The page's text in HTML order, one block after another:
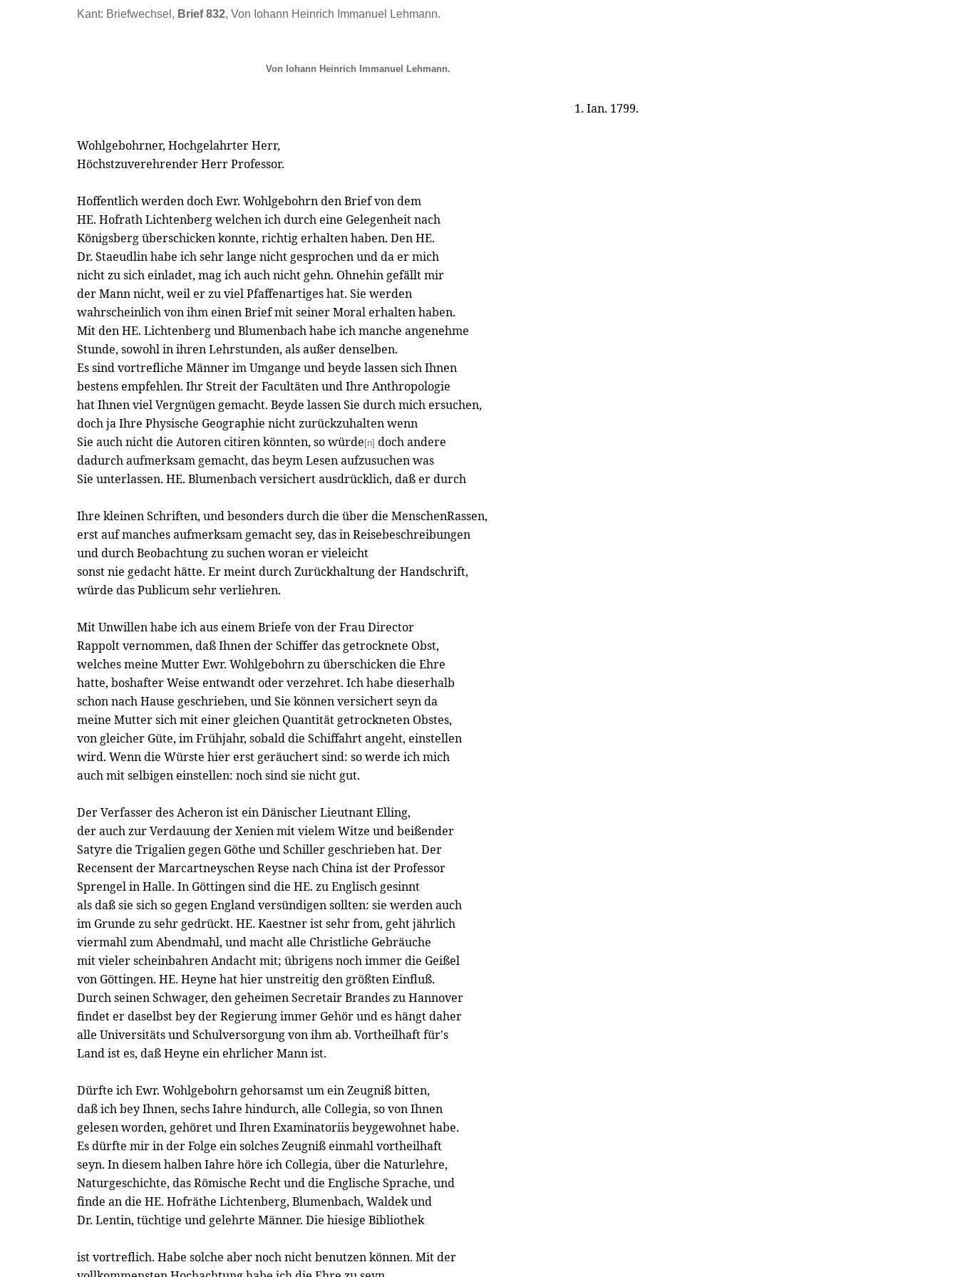
Kant: Briefwechsel, Brief 832, Von Iohann Heinrich Immanuel Lehmann.
Von Iohann Heinrich Immanuel Lehmann.
1. Ian. 1799.
Wohlgebohrner, Hochgelahrter Herr,
Höchstzuverehrender Herr Professor.
Hoffentlich werden doch Ewr. Wohlgebohrn den Brief von dem
HE. Hofrath Lichtenberg welchen ich durch eine Gelegenheit nach
Königsberg überschicken konnte, richtig erhalten haben. Den HE.
Dr. Staeudlin habe ich sehr lange nicht gesprochen und da er mich
nicht zu sich einladet, mag ich auch nicht gehn. Ohnehin gefällt mir
der Mann nicht, weil er zu viel Pfaffenartiges hat. Sie werden
wahrscheinlich von ihm einen Brief mit seiner Moral erhalten haben.
Mit den HE. Lichtenberg und Blumenbach habe ich manche angenehme
Stunde, sowohl in ihren Lehrstunden, als außer denselben.
Es sind vortrefliche Männer im Umgange und beyde lassen sich Ihnen
bestens empfehlen. Ihr Streit der Facultäten und Ihre Anthropologie
hat Ihnen viel Vergnügen gemacht. Beyde lassen Sie durch mich ersuchen,
doch ja Ihre Physische Geographie nicht zurückzuhalten wenn
Sie auch nicht die Autoren citiren könnten, so würde [n] doch andere
dadurch aufmerksam gemacht, das beym Lesen aufzusuchen was
Sie unterlassen. HE. Blumenbach versichert ausdrücklich, daß er durch
Ihre kleinen Schriften, und besonders durch die über die MenschenRassen,
erst auf manches aufmerksam gemacht sey, das in Reisebeschreibungen
und durch Beobachtung zu suchen woran er vieleicht
sonst nie gedacht hätte. Er meint durch Zurückhaltung der Handschrift,
würde das Publicum sehr verliehren.
Mit Unwillen habe ich aus einem Briefe von der Frau Director
Rappolt vernommen, daß Ihnen der Schiffer das getrocknete Obst,
welches meine Mutter Ewr. Wohlgebohrn zu überschicken die Ehre
hatte, boshafter Weise entwandt oder verzehret. Ich habe dieserhalb
schon nach Hause geschrieben, und Sie können versichert seyn da
meine Mutter sich mit einer gleichen Quantität getrockneten Obstes,
von gleicher Güte, im Frühjahr, sobald die Schiffahrt angeht, einstellen
wird. Wenn die Würste hier erst geräuchert sind: so werde ich mich
auch mit selbigen einstellen: noch sind sie nicht gut.
Der Verfasser des Acheron ist ein Dänischer Lieutnant Elling,
der auch zur Verdauung der Xenien mit vielem Witze und beißender
Satyre die Trigalien gegen Göthe und Schiller geschrieben hat. Der
Recensent der Marcartneyschen Reyse nach China ist der Professor
Sprengel in Halle. In Göttingen sind die HE. zu Englisch gesinnt
als daß sie sich so gegen England versündigen sollten: sie werden auch
im Grunde zu sehr gedrückt. HE. Kaestner ist sehr from, geht jährlich
viermahl zum Abendmahl, und macht alle Christliche Gebräuche
mit vieler scheinbahren Andacht mit; übrigens noch immer die Geißel
von Göttingen. HE. Heyne hat hier unstreitig den größten Einfluß.
Durch seinen Schwager, den geheimen Secretair Brandes zu Hannover
findet er daselbst bey der Regierung immer Gehör und es hängt daher
alle Universitäts und Schulversorgung von ihm ab. Vortheilhaft für's
Land ist es, daß Heyne ein ehrlicher Mann ist.
Dürfte ich Ewr. Wohlgebohrn gehorsamst um ein Zeugniß bitten,
daß ich bey Ihnen, sechs Iahre hindurch, alle Collegia, so von Ihnen
gelesen worden, gehöret und Ihren Examinatoriis beygewohnet habe.
Es dürfte mir in der Folge ein solches Zeugniß einmahl vortheilhaft
seyn. In diesem halben Iahre höre ich Collegia, über die Naturlehre,
Naturgeschichte, das Römische Recht und die Englische Sprache, und
finde an die HE. Hofräthe Lichtenberg, Blumenbach, Waldek und
Dr. Lentin, tüchtige und gelehrte Männer. Die hiesige Bibliothek
ist vortreflich. Habe solche aber noch nicht benutzen können. Mit der